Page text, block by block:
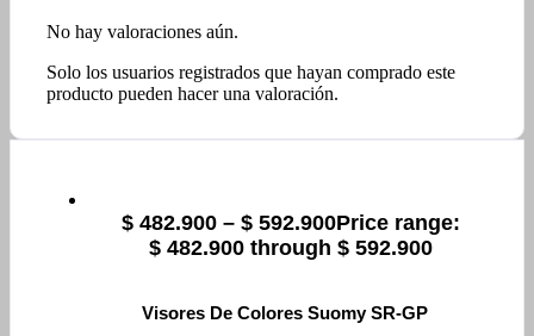
No hay valoraciones aún.
Solo los usuarios registrados que hayan comprado este
producto pueden hacer una valoración.
$ 482.900 – $ 592.900Price range:
$ 482.900 through $ 592.900
Visores De Colores Suomy SR-GP